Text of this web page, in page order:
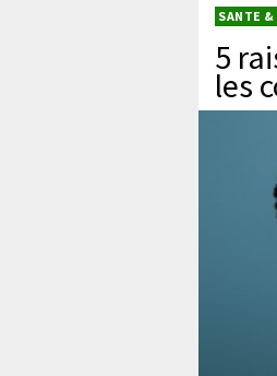
SANTE
5
les